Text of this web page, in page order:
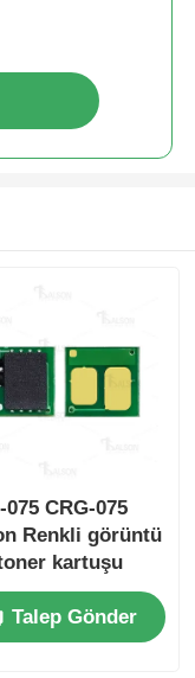
075 CRG-075
Renkli görüntü
kartuşu
Talep Gönder